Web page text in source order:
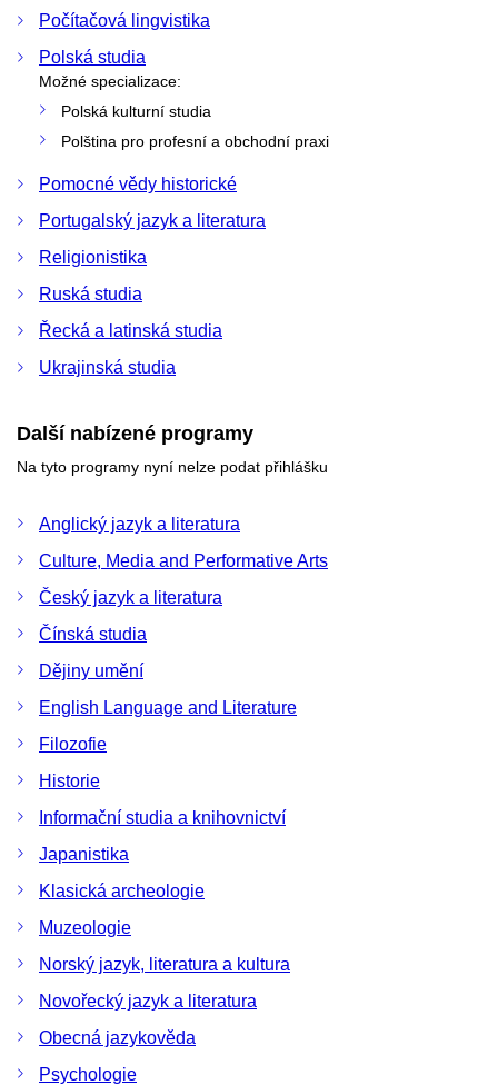
Počítačová lingvistika
Polská studia
Možné specializace:
Polská kulturní studia
Polština pro profesní a obchodní praxi
Pomocné vědy historické
Portugalský jazyk a literatura
Religionistika
Ruská studia
Řecká a latinská studia
Ukrajinská studia
Další nabízené programy
Na tyto programy nyní nelze podat přihlášku
Anglický jazyk a literatura
Culture, Media and Performative Arts
Český jazyk a literatura
Čínská studia
Dějiny umění
English Language and Literature
Filozofie
Historie
Informační studia a knihovnictví
Japanistika
Klasická archeologie
Muzeologie
Norský jazyk, literatura a kultura
Novořecký jazyk a literatura
Obecná jazykověda
Psychologie